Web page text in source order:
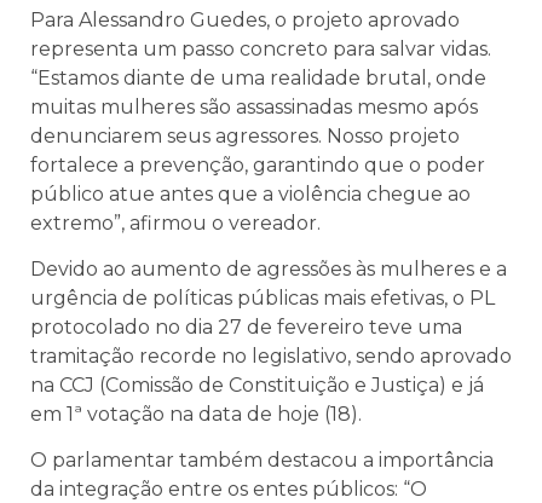
Para Alessandro Guedes, o projeto aprovado
representa um passo concreto para salvar vidas.
“Estamos diante de uma realidade brutal, onde
muitas mulheres são assassinadas mesmo após
denunciarem seus agressores. Nosso projeto
fortalece a prevenção, garantindo que o poder
público atue antes que a violência chegue ao
extremo”, afirmou o vereador.
Devido ao aumento de agressões às mulheres e a
urgência de políticas públicas mais efetivas, o PL
protocolado no dia 27 de fevereiro teve uma
tramitação recorde no legislativo, sendo aprovado
na CCJ (Comissão de Constituição e Justiça) e já
em 1ª votação na data de hoje (18).
O parlamentar também destacou a importância
da integração entre os entes públicos: “O